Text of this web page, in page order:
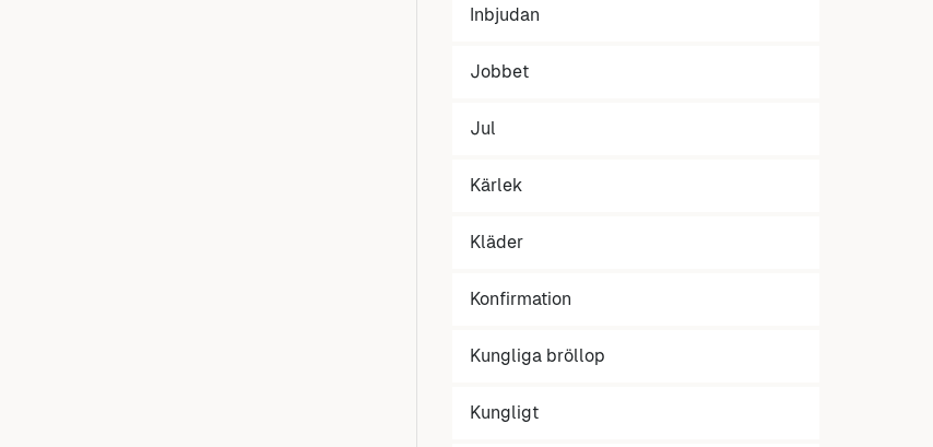
Inbjudan
Jobbet
Jul
Kärlek
Kläder
Konfirmation
Kungliga bröllop
Kungligt